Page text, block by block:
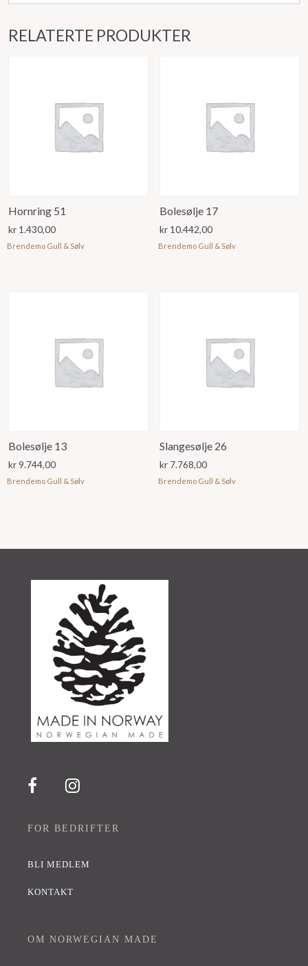
RELATERTE PRODUKTER
Hornring 51
kr 1.430,00
Brendemo Gull & Sølv
Bolesølje 17
kr 10.442,00
Brendemo Gull & Sølv
Bolesølje 13
kr9.744,00
Brendemo Gull & Sølv
Slangesølje 26
kr 7.768,00
Brendemo Gull & Sølv
FOR BEDRIFTER
BLI MEDLEM
KONTAKT
OM NORWEGIAN MADE